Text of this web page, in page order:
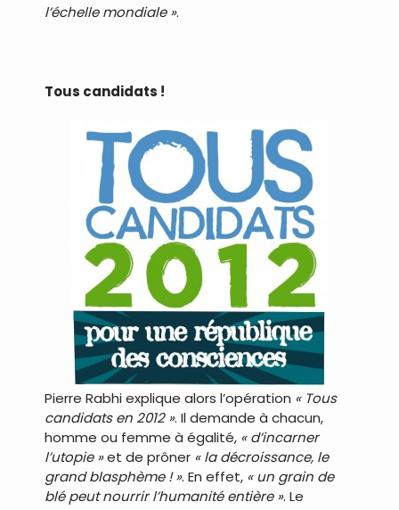
l’échelle mondiale ».
Tous candidats !
Pierre Rabhi explique alors l’opération « Tous
candidats en 2012 ». Il demande à chacun,
homme ou femme à égalité, « d’incarner
l’utopie »et de prôner « la décroissance, le
grand blasphème ! ». En effet, « un grain de
blé peut nourrir l’humanité entière ». Le